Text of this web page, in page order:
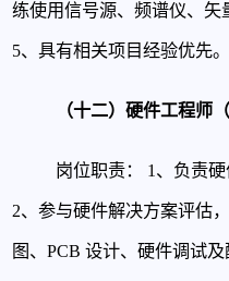
练使用信号源、频谱仪、矢
5、具有相关项目经验优先。
（十二）硬件工程师
岗位职责： 1、负责
2、参与硬件解决方案评估
图、PCB 设计、硬件调试